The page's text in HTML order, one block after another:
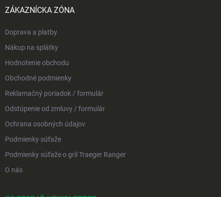
ZÁKAZNÍCKA ZÓNA
Doprava a platby
Nákup na splátky
Hodnotenie obchodu
Obchodné podmienky
Reklamačný poriadok / formulár
Odstúpenie od zmluvy / formulár
Ochrana osobných údajov
Podmienky súťaže
Podmienky súťaže o gril Traeger Ranger
O nás